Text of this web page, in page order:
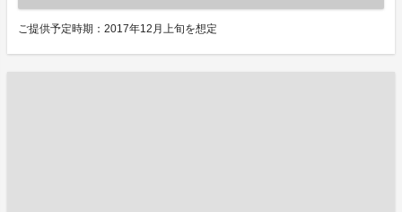
ご提供予定時期：2017年12月上旬を想定